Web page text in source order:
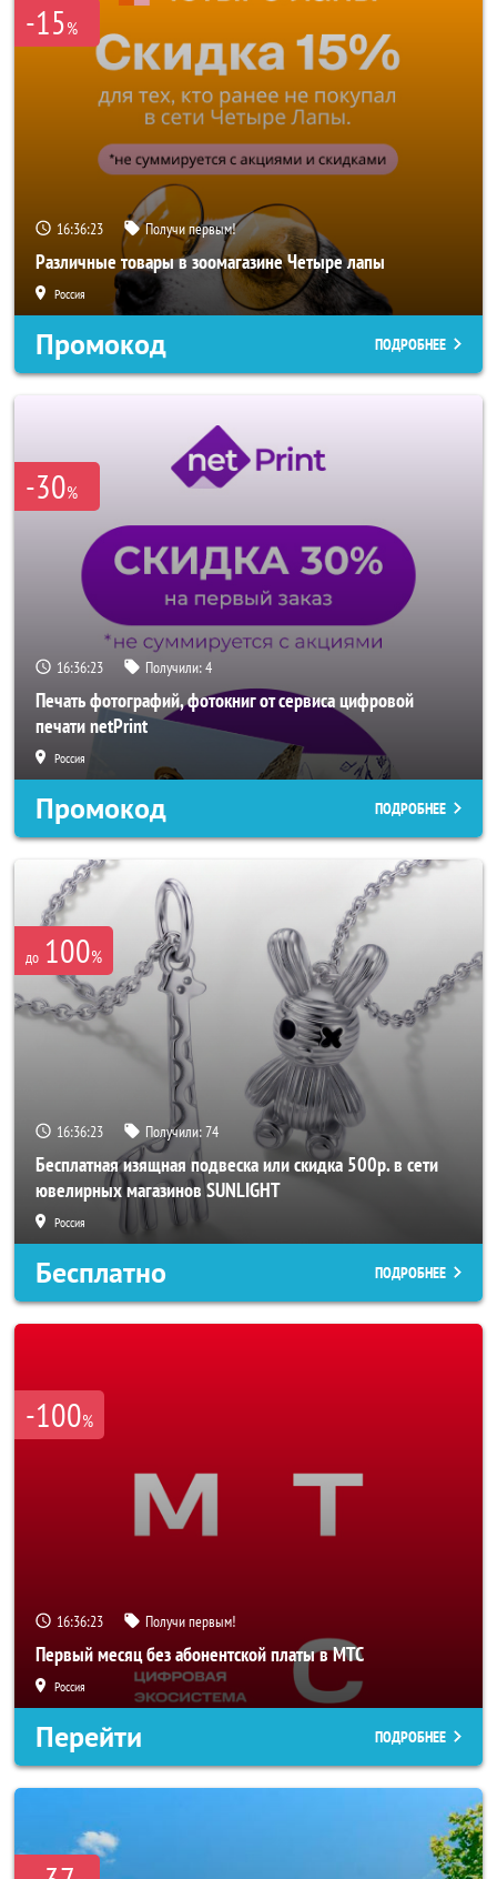
-15%
16:36:20 Получи первым!
Различные товары в зоомагазине Четыре лапы
Россия
Промокод ПОДРОБНЕЕ
-30%
16:36:20 Получили:4
Печать фотографий, фотокниг от сервиса цифровой
печати netPrint
Россия
Промокод ПОДРОБНЕЕ
до 100%
16:36:20 Получили:74
Бесплатная изящная подвеска или скидка 500р. в сети
ювелирных магазинов SUNLIGHT
Россия
Бесплатно ПОДРОБНЕЕ
-100%
16:36:20 Получи первым!
Первый месяц без абонентской платы в МТС
Россия
Перейти ПОДРОБНЕЕ